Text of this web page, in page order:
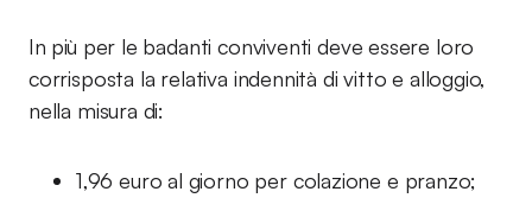
In più per le badanti conviventi deve essere loro
corrisposta la relativa indennità di vitto e alloggio,
nella misura di:
1,96 euro al giorno per colazione e pranzo;